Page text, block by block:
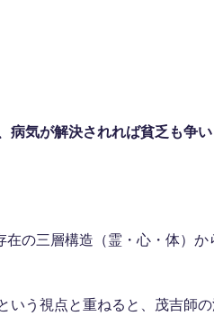
病気が解決されれば貧乏も争
の三層構造（霊・心・体）
いう視点と重ねると、茂吉師